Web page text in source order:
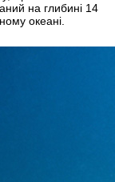
на глибині 14
океані.